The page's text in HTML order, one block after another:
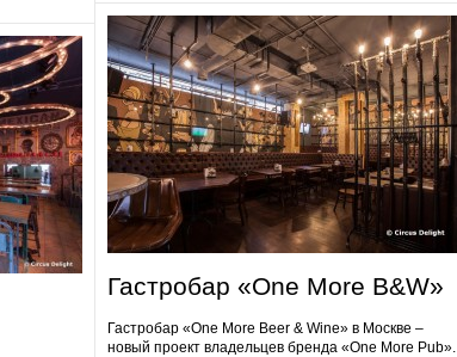
Гастробap «One More B&W»
Гастробap «One More Beer & Wine» в Москве –
новый проект владельцев бренда «One More Pub».